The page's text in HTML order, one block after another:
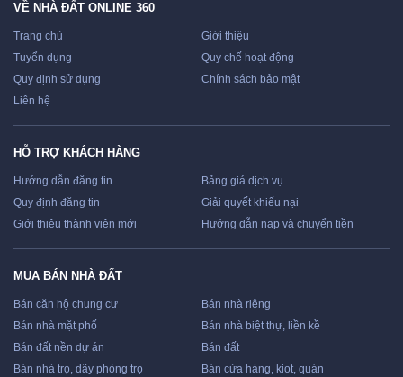
VỀ NHÀ ĐẤT ONLINE 360
Trang chủ
Giới thiệu
Tuyển dụng
Quy chế hoạt động
Quy định sử dụng
Chính sách bảo mật
Liên hệ
HỖ TRỢ KHÁCH HÀNG
Hướng dẫn đăng tin
Bảng giá dịch vụ
Quy định đăng tin
Giải quyết khiếu nại
Giới thiệu thành viên mới
Hướng dẫn nạp và chuyển tiền
MUA BÁN NHÀ ĐẤT
Bán căn hộ chung cư
Bán nhà riêng
Bán nhà mặt phố
Bán nhà biệt thự, liền kề
Bán đất nền dự án
Bán đất
Bán nhà trọ, dãy phòng trọ
Bán cửa hàng, kiot, quán